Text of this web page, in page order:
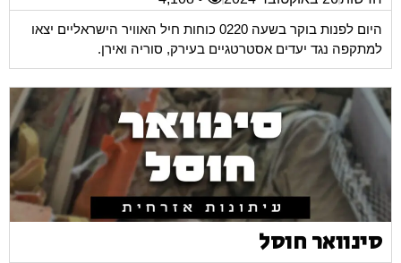
היום לפנות בוקר בשעה 0220 כוחות חיל האוויר הישראליים יצאו
למתקפה נגד יעדים אסטרטגיים בעירק, סוריה ואירן.
סינוואר חוסל